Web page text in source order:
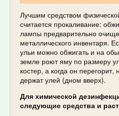
Лучшим средством
считается прокаливание:
лампы предварительно
металлического инвентаря.
ульи можно обжигать и на
земле роют яму по размеру
костер, а когда он
держат улей (дном вверх).
Для химической
следующие средства и